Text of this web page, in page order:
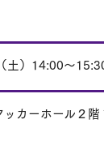
）14:00～
カーホール２階